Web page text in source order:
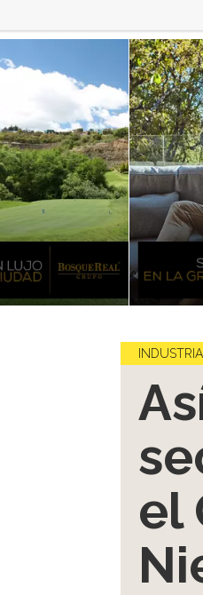
el